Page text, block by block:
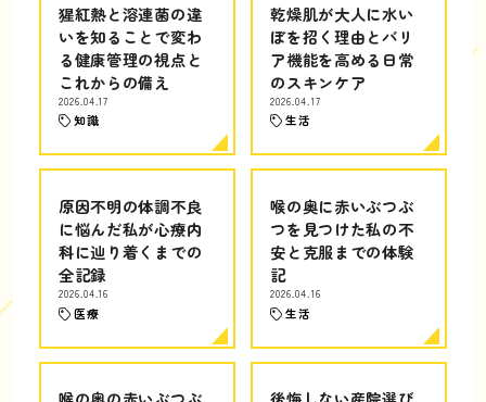
猩紅熱と溶連菌の違
いを知ることで変わ
る健康管理の視点と
これからの備え
2026.04.17
知識
乾燥肌が大人に水い
ぼを招く理由とバリ
ア機能を高める日常
のスキンケア
2026.04.17
生活
原因不明の体調不良
に悩んだ私が心療内
科に辿り着くまでの
全記録
2026.04.16
医療
喉の奥に赤いぶつぶ
つを見つけた私の不
安と克服までの体験
記
2026.04.16
生活